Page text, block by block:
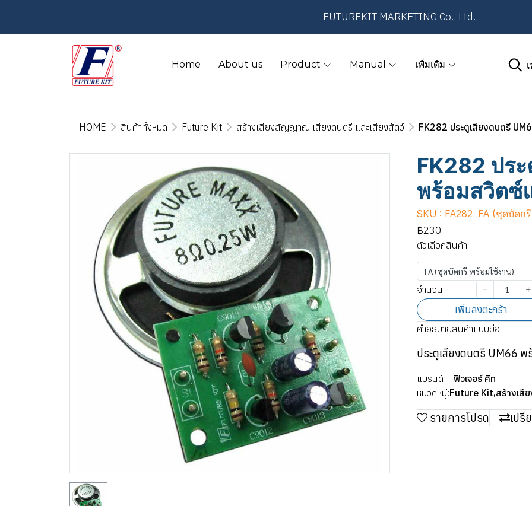
FUTUREKIT MARKETING Co., Ltd.
Home About us Product Manual เพิ่มเติม
HOME สินค้าทั้งหมด Future Kit สร้างเสียงสัญญาณ เสียงดนตรี และเสียงสัตว์ FK282 ประตูเสียงดนตรี
FK282 ปร
พร้อมสวิตซ์
SKU : FA282 FA (ชุดบัดก
฿230
ตัวเลือกสินค้า
FA (ชุดบัดกรี พร้อมใช้งาน)
จำนวน
เพิ่มลงตะกร้า
คำอธิบายสินค้าแบบย่อ
ประตูเสียงดนตรี UM66
แบรนด์:
ฟิวเจอร์ คิท
หมวดหมู่:Future Kit,สร้างเสี
รายการโปรด เปรี